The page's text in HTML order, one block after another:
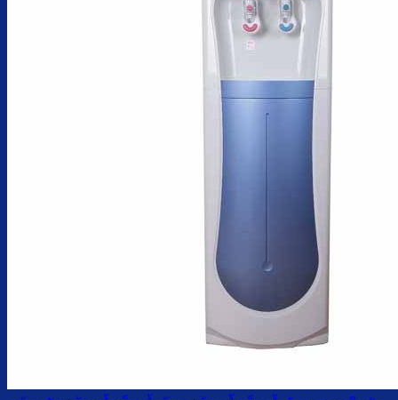
ตู้กดน้ำเย็น น้ำร้อน ต่อท่อประปา
ตู้กดน้ำเย็น น้ำร้อน สแตนเลส
ตู้กดน้ำเย็น มือกดเท้าเหยียบ